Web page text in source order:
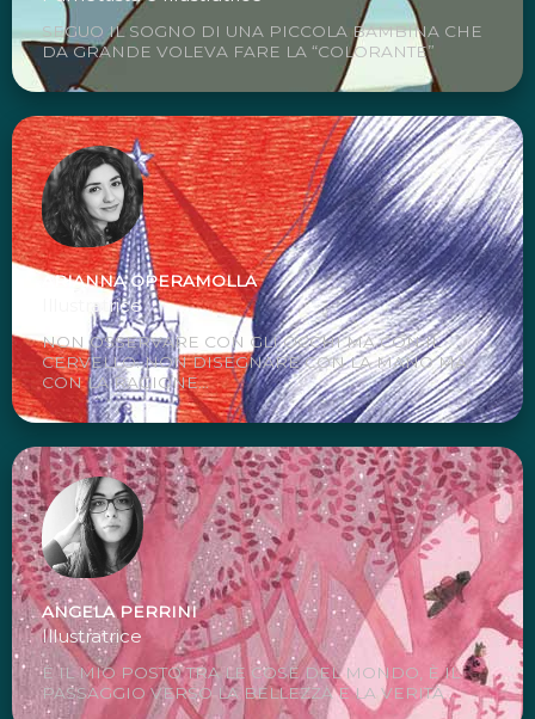
SEGUO IL SOGNO DI UNA PICCOLA BAMBINA CHE
DA GRANDE VOLEVA FARE LA “COLORANTE”
ARIANNA OPERAMOLLA
Illustratrice
NON OSSERVARE CON GLI OCCHI MA CON IL
CERVELLO. NON DISEGNARE CON LA MANO MA
CON LA RAGIONE...
ANGELA PERRINI
Illustratrice
È IL MIO POSTO TRA LE COSE DEL MONDO, È IL
PASSAGGIO VERSO LA BELLEZZA E LA VERITÀ...